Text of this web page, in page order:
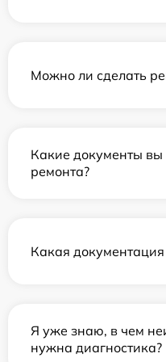
Можно ли сделать
Какие документы вы
ремонта?
Какая
Я уже знаю, в чем
нужна диагностика?